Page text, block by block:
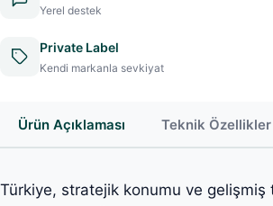
Yerel destek
Private Label
Kendi markanla sevkiyat
Ürün Açıklaması Teknik Özellikler
Türkiye, stratejik konumu ve